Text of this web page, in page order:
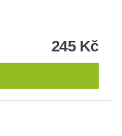
245 Kč